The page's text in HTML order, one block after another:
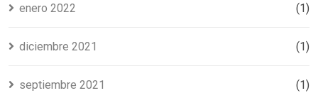
enero 2022 (1)
diciembre 2021 (1)
septiembre 2021 (1)